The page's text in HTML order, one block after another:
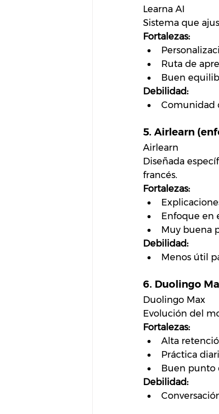
Learna AI
Sistema que
Fortalezas:
Ruta de
Buen
Debilidad:
Comunidad
5. Airlearn
Airlearn
Diseñada
francés.
Fortalezas:
Enfoque en
Muy buena
Debilidad:
Menos útil
6. Duolingo
Duolingo Max
Evolución del
Fortalezas:
Alta
Práctica
Buen punto
Debilidad: